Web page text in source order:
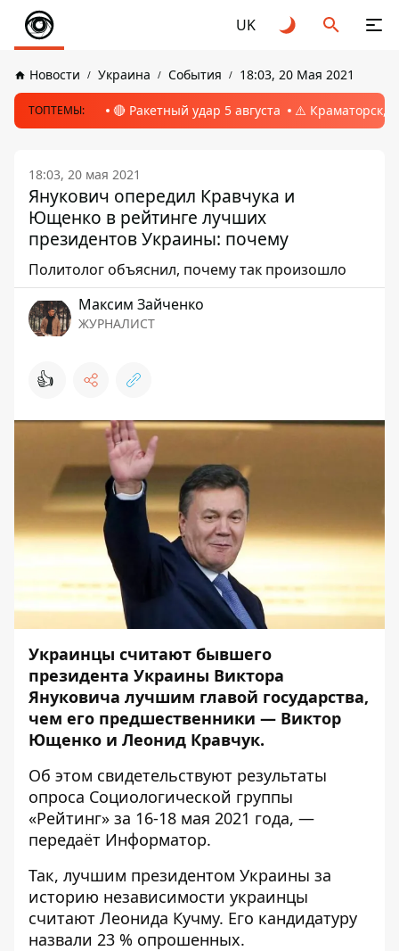
UK
Новости Украина События 18:03, 20 Мая 2021
ТОПТЕМЫ: 🔴 Ракетный удар 5 августа ⚠️ Краматорск,
18:03, 20 мая 2021
Янукович опередил Кравчука и
Ющенко в рейтинге лучших
президентов Украины: почему
Политолог объяснил, почему так произошло
Максим Зайченко
ЖУРНАЛИСТ
👍
Украинцы считают бывшего
президента Украины Виктора
Януковича лучшим главой государства,
чем его предшественники — Виктор
Ющенко и Леонид Кравчук.
Об этом свидетельствуют результаты
опроса Социологической группы
«Рейтинг» за 16-18 мая 2021 года, —
передаёт Информатор.
Так, лучшим президентом Украины за
историю независимости украинцы
считают Леонида Кучму. Его кандидатуру
назвали 23 % опрошенных.